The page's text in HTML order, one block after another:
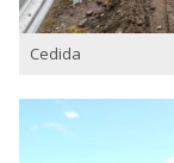
Cedida